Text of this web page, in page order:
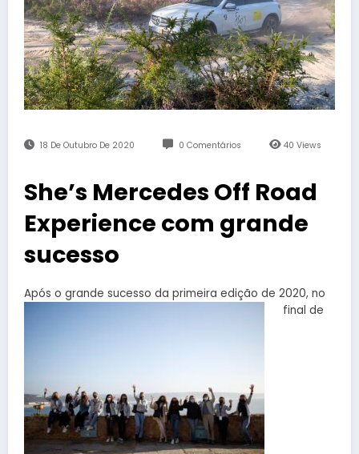
18 De Outubro De 2020 0 Comentários 40Views
She’s Mercedes Off Road
Experience com grande
sucesso
Após o grande sucesso da primeira edição de 2020, no
final de